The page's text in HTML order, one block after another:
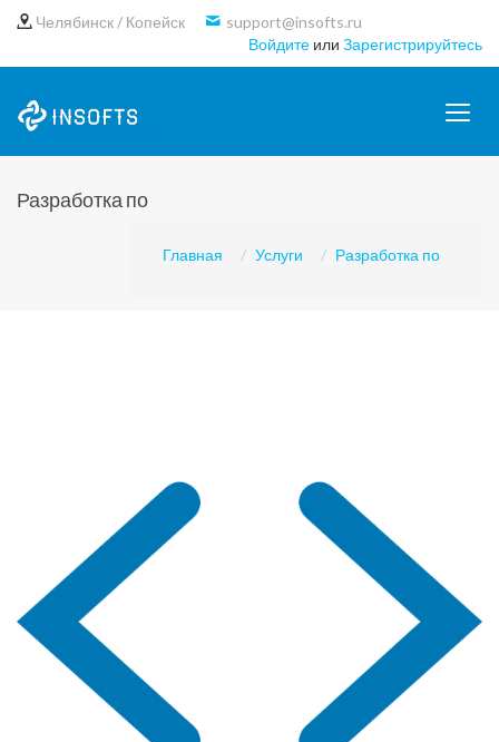
Челябинск / Копейск
support@insofts.ru
Войдите или Зарегистрируйтесь
Разработка по
Главная Услуги Разработка по